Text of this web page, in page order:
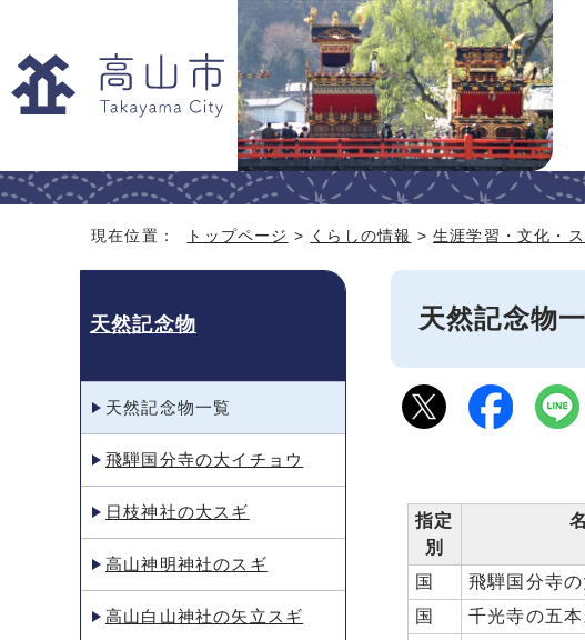
現在位置： トップページ > くらしの情報 >生涯学習・文化・
天然記念物
指定
別
国 飛騨国分寺
国
千光寺の五
天然記念物
天然記念物一覧
飛騨国分寺の大イチョウ
日枝神社の大スギ
高山神明神社のスギ
高山白山神社の矢立スギ